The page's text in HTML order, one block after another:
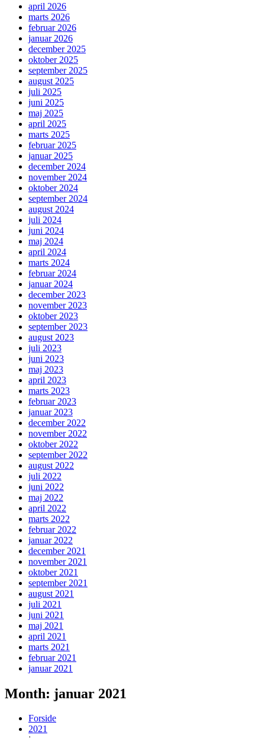
april 2026
marts 2026
februar 2026
januar 2026
december 2025
oktober 2025
september 2025
august 2025
juli 2025
juni 2025
maj 2025
april 2025
marts 2025
februar 2025
januar 2025
december 2024
november 2024
oktober 2024
september 2024
august 2024
juli 2024
juni 2024
maj 2024
april 2024
marts 2024
februar 2024
januar 2024
december 2023
november 2023
oktober 2023
september 2023
august 2023
juli 2023
juni 2023
maj 2023
april 2023
marts 2023
februar 2023
januar 2023
december 2022
november 2022
oktober 2022
september 2022
august 2022
juli 2022
juni 2022
maj 2022
april 2022
marts 2022
februar 2022
januar 2022
december 2021
november 2021
oktober 2021
september 2021
august 2021
juli 2021
juni 2021
maj 2021
april 2021
marts 2021
februar 2021
januar 2021
Month: januar 2021
Forside
2021